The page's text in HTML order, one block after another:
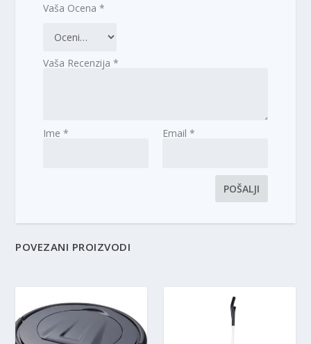
Vaša Ocena*
Vaša Recenzija*
Ime* Email *
POVEZANI PROIZVODI